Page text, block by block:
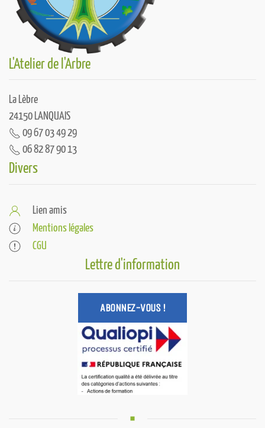
L'Atelier de l'Arbre
La Lèbre
24150 LANQUAIS
09 67 03 49 29
06 82 87 90 13
Divers
Lien amis
Mentions légales
CGU
Lettre d'information
ABONNEZ-VOUS !